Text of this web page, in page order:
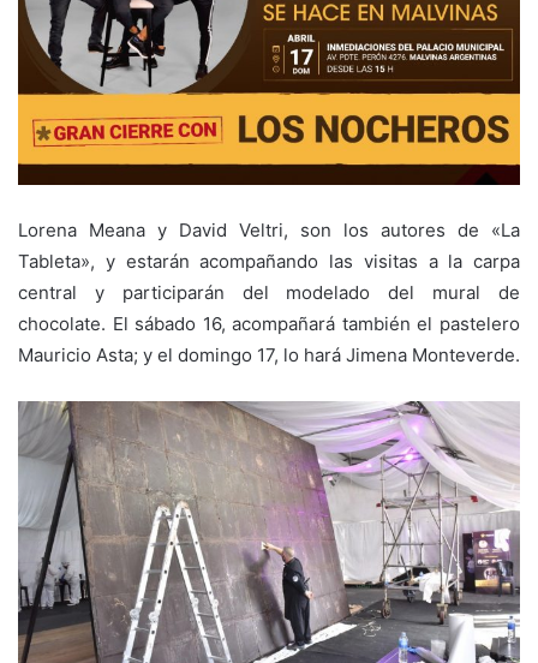
Lorena Meana y David Veltri, son los autores de «La
Tableta», y estarán acompañando las visitas a la carpa
central y participarán del modelado del mural de
chocolate. El sábado 16, acompañará también el pastelero
Mauricio Asta; y el domingo 17, lo hará Jimena Monteverde.